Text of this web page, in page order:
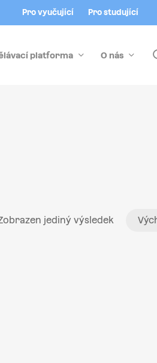
Pro vyučující Pro studující
platforma O nás
jediný výsledek